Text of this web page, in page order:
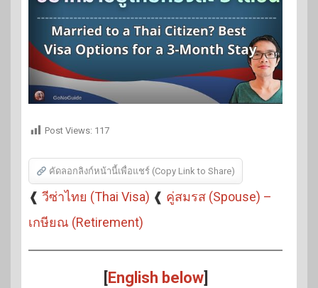
Post Views: 117
คัดลอกลิงก์หน้านี้เพื่อแชร์ (Copy Link to Share)
❰ วีซ่าไทย (Thai Visa) ❰ คู่สมรส (Spouse) –
เกษียณ (Retirement)
[English below]